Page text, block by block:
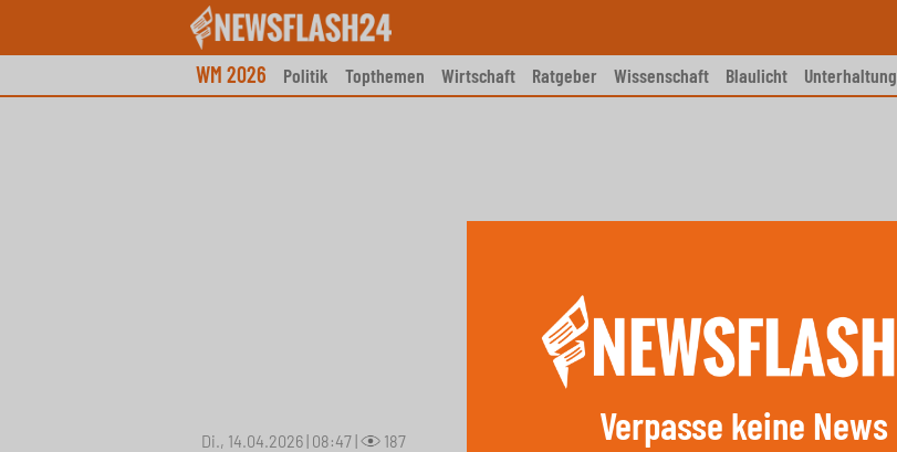
WM 2026 Politik Topthemen Wirtschaft Ratgeber Wissenschaft Blaulicht Unterhaltung
Di., 14.04.2026 | 08:47 187 Verpasse keine News